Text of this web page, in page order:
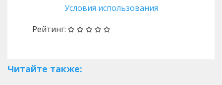
Условия использования
Рейтинг:
Читайте также: